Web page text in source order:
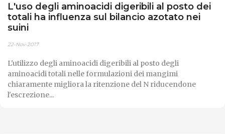
L'uso degli aminoacidi digeribili al posto dei
totali ha influenza sul bilancio azotato nei
suini
22-Nov-2017
L'utilizzo degli aminoacidi digeribili al posto degli
aminoacidi totali nelle formulazioni dei mangimi
chiaramente migliora la ritenzione del N riducendone
l'escrezione...